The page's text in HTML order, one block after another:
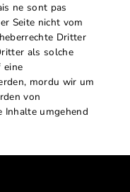
ne sont pas
Seite nicht vom
Dritter
als solche
eine
mordu wir um
von
Inhalte umgehend